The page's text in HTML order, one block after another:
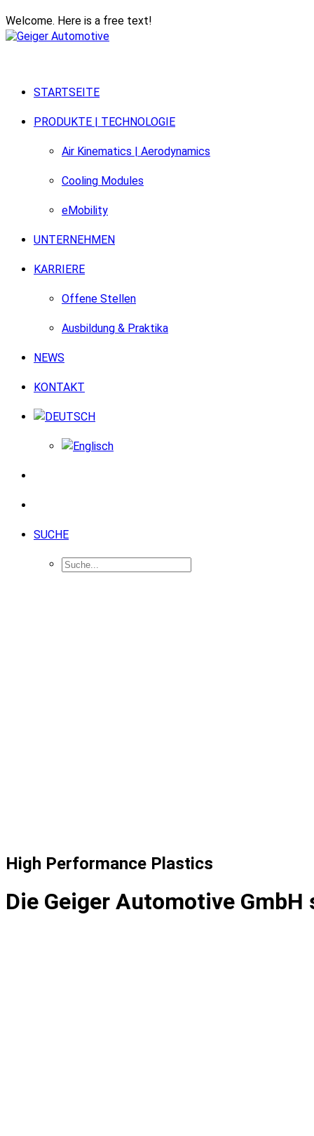
Welcome. Here is a free text!
STARTSEITE
PRODUKTE | TECHNOLOGIE
Air Kinematics | Aerodynamics
Cooling Modules
eMobility
UNTERNEHMEN
KARRIERE
Offene Stellen
Ausbildung & Praktika
NEWS
KONTAKT
SUCHE
High Performance Plastics
Die Geiger Automotive GmbH